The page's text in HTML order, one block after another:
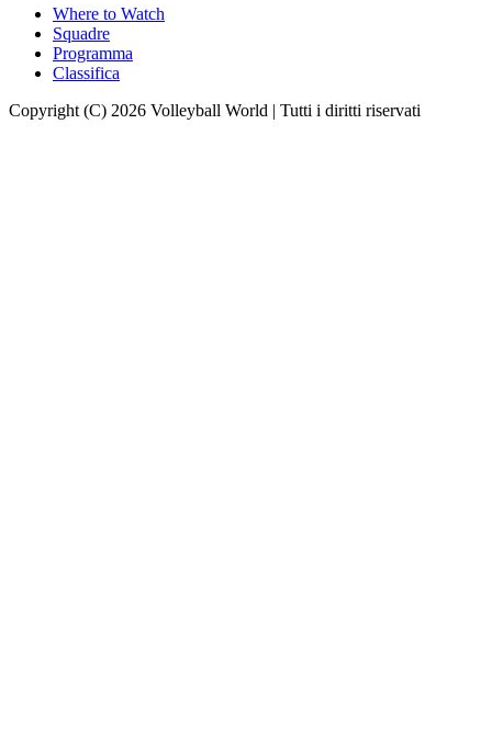
Where to Watch
Squadre
Programma
Classifica
Copyright (C) 2026 Volleyball World | Tutti i diritti riservati